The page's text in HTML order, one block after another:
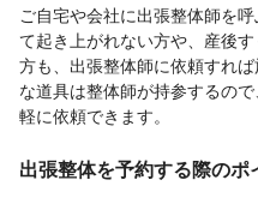
ご自宅や会社に出張整体師を
て起き上がれない方や、産後
方も、出張整体師に依頼すれ
な道具は整体師が持参するの
軽に依頼できます。
出張整体を予約する際のポ